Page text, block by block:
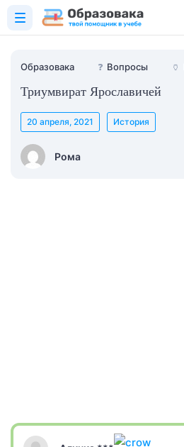
Образовака ❓ Вопросы 🏺
Триумвират Ярославичей
Рома
20 апреля, 2021 История